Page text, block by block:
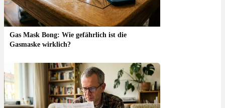
Gas Mask Bong: Wie gefährlich ist die
Gasmaske wirklich?